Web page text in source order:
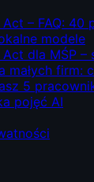
Act – FAQ: 40
modele
Act dla MŚP
małych firm:
5
pojęć AI